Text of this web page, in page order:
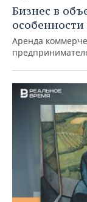
Бизнес в
Аренда